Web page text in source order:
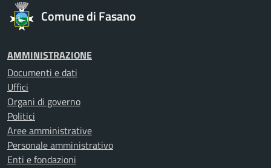
Comune di Fasano
AMMINISTRAZIONE
Documenti e dati
Uffici
Organi di governo
Politici
Aree amministrative
Personale amministrativo
Enti e fondazioni